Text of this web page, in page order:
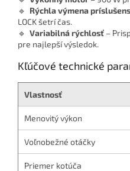
🔹 Rýchla výmena
LOCK šetrí čas.
🔹 Variabilná rýchlosť –
pre najlepší výsledok.
Kľúčové technické
Vlastnosť
Menovitý výkon
Voľnobežné otáčky
Priemer kotúča